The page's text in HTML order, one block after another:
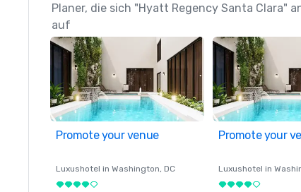
Planer, die sich "Hyatt Regency Santa Clara"
auf
Promote your venue
Luxushotel in Washington, DC
Promote your
Luxushotel in